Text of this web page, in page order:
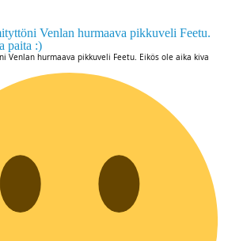
Venlan hurmaava pikkuveli Feetu. Eikös ole aika kiva